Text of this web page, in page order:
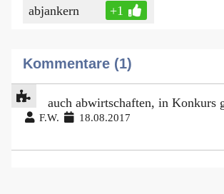
abjankern +1
Kommentare (1)
auch abwirtschaften, in Konkurs
F.W. 18.08.2017